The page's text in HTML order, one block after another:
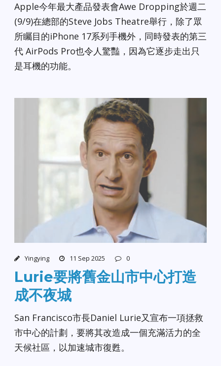
Apple今年最大產品發表會Awe Dropping於週二
(9/9)在總部的Steve Jobs Theatre舉行，除了眾
所矚目的iPhone 17系列手機外，同時發表的第三
代 AirPods Pro也令人驚豔，因為它逐步走出只
是耳機的功能。
Yingying 11 Sep 2025 0
Lurie要將舊金山市中心打造
成不夜城
San Francisco市長Daniel Lurie又宣布一項拯救
市中心的計劃，要將其改造成一個充滿活力的全
天候社區，以加速城市復甦。